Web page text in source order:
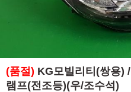
(품절) KG모빌리티(쌍용)
램프(전조등)(우/조수석)